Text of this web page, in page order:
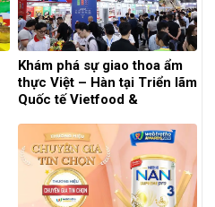
Khám phá sự giao thoa ẩm
thực Việt – Hàn tại Triển lãm
Quốc tế Vietfood &
Vietnam 2025